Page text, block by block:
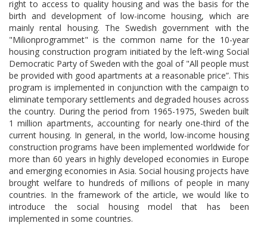
right to access to quality housing and was the basis for the
birth and development of low-income housing, which are
mainly rental housing. The Swedish government with the
"Milionprogrammet" is the common name for the 10-year
housing construction program initiated by the left-wing Social
Democratic Party of Sweden with the goal of "All people must
be provided with good apartments at a reasonable price”. This
program is implemented in conjunction with the campaign to
eliminate temporary settlements and degraded houses across
the country. During the period from 1965-1975, Sweden built
1 million apartments, accounting for nearly one-third of the
current housing. In general, in the world, low-income housing
construction programs have been implemented worldwide for
more than 60 years in highly developed economies in Europe
and emerging economies in Asia. Social housing projects have
brought welfare to hundreds of millions of people in many
countries. In the framework of the article, we would like to
introduce the social housing model that has been
implemented in some countries.